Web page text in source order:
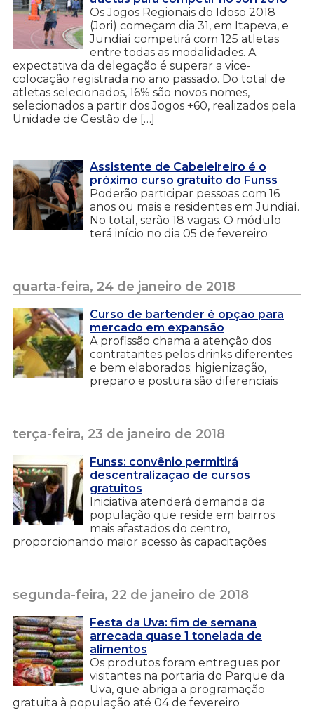
Os Jogos Regionais do Idoso 2018
(Jori) começam dia 31, em Itapeva, e
Jundiaí competirá com 125 atletas
entre todas as modalidades. A
expectativa da delegação é superar a vice-
colocação registrada no ano passado. Do total de
atletas selecionados, 16% são novos nomes,
selecionados a partir dos Jogos +60, realizados pela
Unidade de Gestão de […]
Assistente de Cabeleireiro é o
próximo curso gratuito do Funss
Poderão participar pessoas com 16
anos ou mais e residentes em Jundiaí.
No total, serão 18 vagas. O módulo
terá início no dia 05 de fevereiro
quarta-feira, 24 de janeiro de 2018
Curso de bartender é opção para
mercado em expansão
A profissão chama a atenção dos
contratantes pelos drinks diferentes
e bem elaborados; higienização,
preparo e postura são diferenciais
terça-feira, 23 de janeiro de 2018
Funss: convênio permitirá
descentralização de cursos
gratuitos
Iniciativa atenderá demanda da
população que reside em bairros
mais afastados do centro,
proporcionando maior acesso às capacitações
segunda-feira, 22 de janeiro de 2018
Festa da Uva: fim de semana
arrecada quase 1 tonelada de
alimentos
Os produtos foram entregues por
visitantes na portaria do Parque da
Uva, que abriga a programação
gratuita à população até 04 de fevereiro